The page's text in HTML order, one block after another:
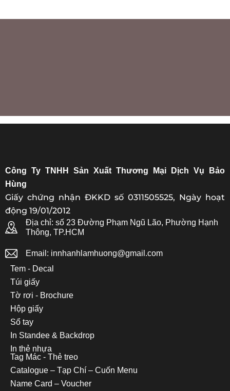
Công Ty TNHH Sản Xuất Thương Mại Dịch Vụ Bảo
Hùng
Giấy chứng nhận ĐKKD số 0311505525, Ngày hoạt
động 19/01/2012
Địa chỉ: số 23 Đường Phạm Ngũ Lão, Phường Hạnh
Thông, TP.HCM
Email: innhanhlamhuong@gmail.com
Tem - Decal
Túi giấy
Tờ rơi - Brochure
Hộp giấy
Sổ tay
In Standee & Backdrop
In thẻ nhựa
Tag Mác - Thẻ treo
Catalogue – Tạp Chí – Cuốn Menu
Name Card – Voucher